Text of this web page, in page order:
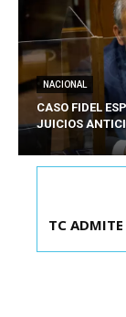
NACIONAL
CASO FIDEL
JUICIOS
TC